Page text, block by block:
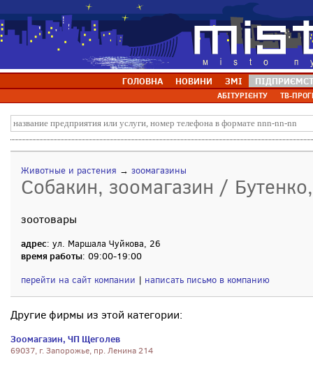
ГОЛОВНА НОВИНИ ЗМІ
АБІТУРІЄНТУ ТВ-
Животные и растения → зоомагазины
Собакин, зоомагазин /
зоотовары
адрес: ул. Маршала Чуйкова, 26
время работы: 09:00-19:00
перейти на сайт компании | написать письмо в компанию
Другие фирмы из этой категории:
Зоомагазин, ЧП Щеголев
69037, г. Запорожье, пр. Ленина 214